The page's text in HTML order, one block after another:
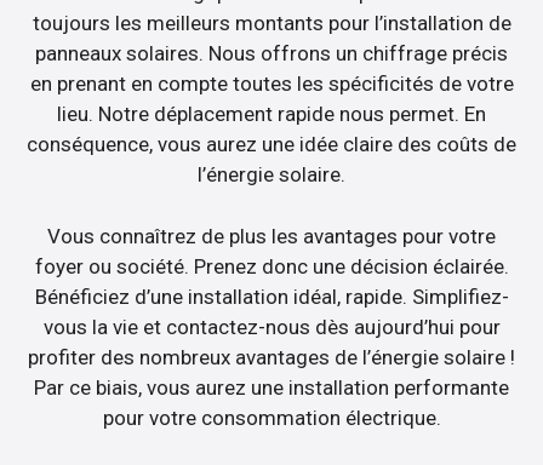
toujours les meilleurs montants pour l’installation de
panneaux solaires. Nous offrons un chiffrage précis
en prenant en compte toutes les spécificités de votre
lieu. Notre déplacement rapide nous permet. En
conséquence, vous aurez une idée claire des coûts de
l’énergie solaire.
Vous connaîtrez de plus les avantages pour votre
foyer ou société. Prenez donc une décision éclairée.
Bénéficiez d’une installation idéal, rapide. Simplifiez-
vous la vie et contactez-nous dès aujourd’hui pour
profiter des nombreux avantages de l’énergie solaire !
Par ce biais, vous aurez une installation performante
pour votre consommation électrique.